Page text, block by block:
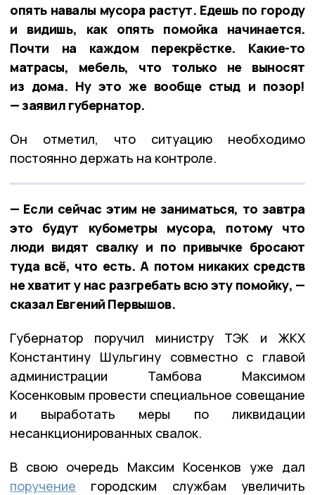
опять навалы мусора растут. Едешь по городу
и видишь, как опять помойка начинается.
Почти на каждом перекрёстке. Какие-то
матрасы, мебель, что только не выносят
из дома. Ну это же вообще стыд и позор!
— заявил губернатор.
Он отметил, что ситуацию необходимо
постоянно держать на контроле.
— Если сейчас этим не заниматься, то завтра
это будут кубометры мусора, потому что
люди видят свалку и по привычке бросают
туда всё, что есть. А потом никаких средств
не хватит у нас разгребать всю эту помойку, —
сказал Евгений Первышов.
Губернатор поручил министру ТЭК и ЖКХ
Константину Шульгину совместно с главой
администрации Тамбова Максимом
Косенковым провести специальное совещание
и выработать меры по ликвидации
несанкционированных свалок.
В свою очередь Максим Косенков уже дал
поручение городским службам увеличить